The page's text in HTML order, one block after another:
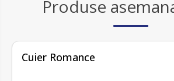
Produse
Cuier Romance